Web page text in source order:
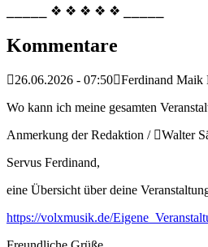
⎯⎯⎯⎯⎯ ❖ ❖ ❖ ❖ ❖ ⎯⎯⎯⎯⎯
Kommentare
26.06.2026 - 07:50 Ferdinand Maik
Wo kann ich meine gesamten
Anmerkung der Redaktion /
Walter
Servus Ferdinand,
eine Übersicht über deine
https://volxmusik.de/